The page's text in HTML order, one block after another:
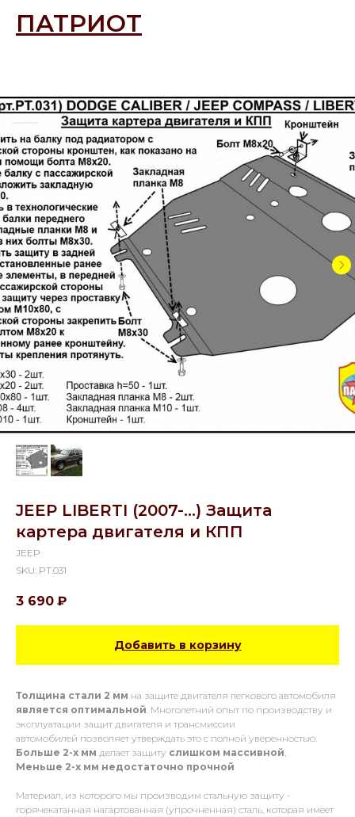
ПАТРИОТ
JEEP LIBERTI (2007-...) Защита
картера двигателя и КПП
JEEP
SKU: PT.031
3 690 ₽
Добавить в корзину
Толщина стали 2 мм на защите двигателя легкового автомобиля
является оптимальной. Многолетний опыт по производству и
эксплуатации защит двигателя и трансмиссии
автомобилей позволяет утверждать это с полной уверенностью.
Больше 2-х мм делает защиту слишком массивной,
Меньше 2-х мм недостаточно прочной
Материал, из которого мы производим стальную защиту -
горячекатанная нагартованная (упрочненная) сталь, которая имеет